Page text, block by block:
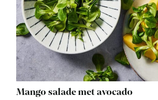
Mango salade met avocado